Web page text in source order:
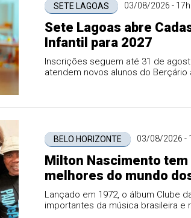
SETE LAGOAS 03/08/2026 -
Sete Lagoas abre
Infantil para 2027
Inscrições seguem até 31 de
atendem novos alunos do Berçário
BELO HORIZONTE 03/08/2026 -
Milton Nascimento
melhores do mundo
Vianna
Lançado em 1972, o álbum Clube
importantes da música brasileira e